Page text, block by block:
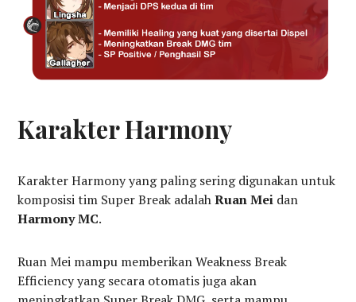
Karakter Harmony
Karakter Harmony yang paling sering digunakan untuk
komposisi tim Super Break adalahRuan Mei dan
Harmony MC.
Ruan Mei mampu memberikan Weakness Break
Efficiency yang secara otomatis juga akan